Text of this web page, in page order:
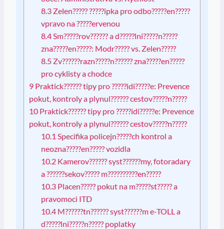
8.3 Zelen????? ?????ipka pro odbo?????en?????
vpravo na ?????ervenou
8.4Sm?????rov?????? a d?????lni?????n?????
zna?????en?????: Modr????? vs. Zelen?????
8.5 Zv??????razn?????n?????? zna?????en?????
pro cyklisty a chodce
9 Praktick?????? tipy pro ?????idi?????e: Prevence
pokut, kontroly a plynul?????? cestov?????n?????
10 Praktick?????? tipy pro ?????idi?????e: Prevence
pokut, kontroly a plynul?????? cestov?????n?????
10.1 Specifika policejn?????ch kontrol a
neozna?????en????? vozidla
10.2 Kamerov?????? syst??????my, fotoradary
a ??????sekov????? m??????????en?????
10.3 Placen????? pokut na m?????st????? a
pravomoci ITD
10.4 M??????tn?????? syst??????m e-TOLL a
d?????lni?????n????? poplatky